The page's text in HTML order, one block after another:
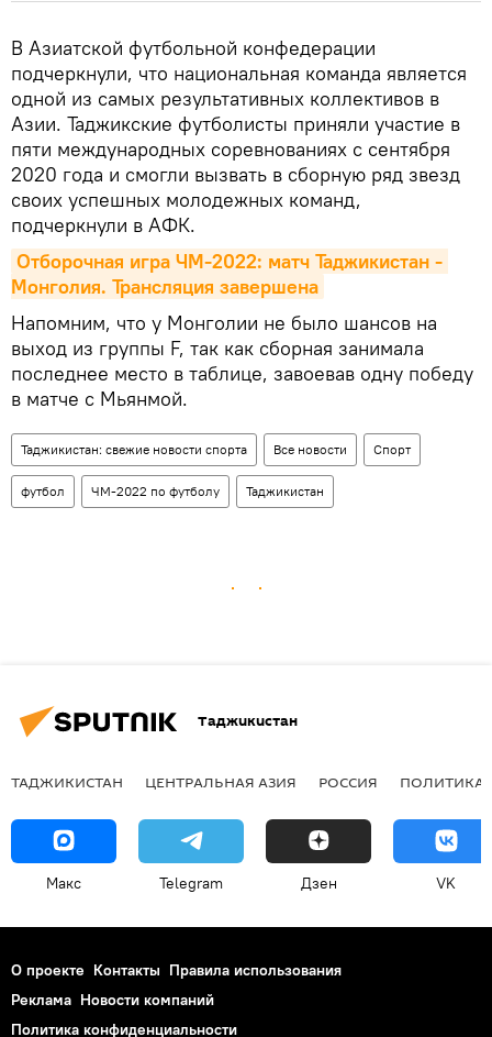
В Азиатской футбольной конфедерации
подчеркнули, что национальная команда является
одной из самых результативных коллективов в
Азии. Таджикские футболисты приняли участие в
пяти международных соревнованиях с сентября
2020 года и смогли вызвать в сборную ряд звезд
своих успешных молодежных команд,
подчеркнули в АФК.
Отборочная игра ЧМ-2022: матч Таджикистан -
Монголия. Трансляция завершена
Напомним, что у Монголии не было шансов на
выход из группы F, так как сборная занимала
последнее место в таблице, завоевав одну победу
в матче с Мьянмой.
Таджикистан: свежие новости спорта Все новости Спорт
футбол ЧМ-2022 по футболу Таджикистан
Таджикистан
ТАДЖИКИСТАН ЦЕНТРАЛЬНАЯ АЗИЯ РОССИЯ ПОЛИТИКА
Макс Telegram Дзен VK
О проекте Контакты Правила использования
Реклама Новости компаний
Политика конфиденциальности